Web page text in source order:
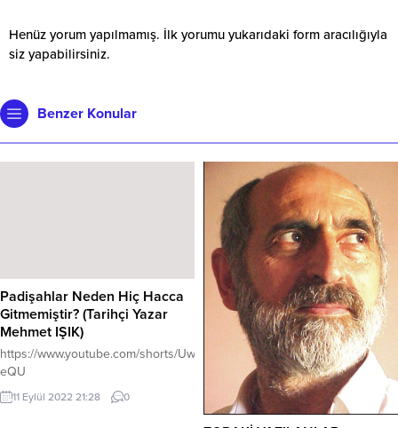
Henüz yorum yapılmamış. İlk yorumu yukarıdaki form aracılığıyla
siz yapabilirsiniz.
Benzer Konular
Padişahlar Neden Hiç Hacca
Gitmemiştir? (Tarihçi Yazar
Mehmet IŞIK)
https://www.youtube.com/shorts/UwCsn97-
eQU
11 Eylül 2022 21:28 0